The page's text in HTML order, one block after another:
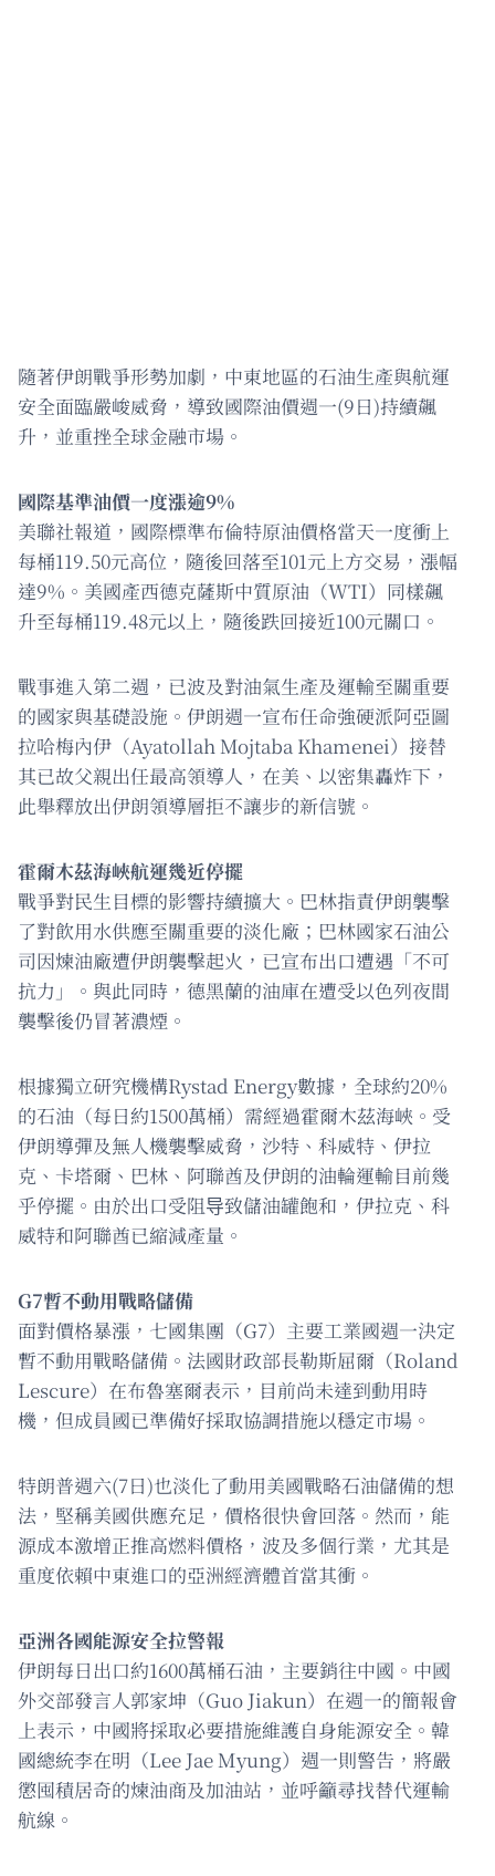
隨著伊朗戰爭形勢加劇，中東地區的石油生產與航運
安全面臨嚴峻威脅，導致國際油價週一(9日)持續飆
升，並重挫全球金融市場。
國際基準油價一度漲逾9%
美聯社報道，國際標準布倫特原油價格當天一度衝上
每桶119.50元高位，隨後回落至101元上方交易，漲幅
達9%。美國產西德克薩斯中質原油（WTI）同樣飆
升至每桶119.48元以上，隨後跌回接近100元關口。
戰事進入第二週，已波及對油氣生產及運輸至關重要
的國家與基礎設施。伊朗週一宣布任命強硬派阿亞圖
拉哈梅內伊（Ayatollah Mojtaba Khamenei）接替
其已故父親出任最高領導人，在美、以密集轟炸下，
此舉釋放出伊朗領導層拒不讓步的新信號。
霍爾木茲海峽航運幾近停擺
戰爭對民生目標的影響持續擴大。巴林指責伊朗襲擊
了對飲用水供應至關重要的淡化廠；巴林國家石油公
司因煉油廠遭伊朗襲擊起火，已宣布出口遭遇「不可
抗力」。與此同時，德黑蘭的油庫在遭受以色列夜間
襲擊後仍冒著濃煙。
根據獨立研究機構Rystad Energy數據，全球約20%
的石油（每日約1500萬桶）需經過霍爾木茲海峽。受
伊朗導彈及無人機襲擊威脅，沙特、科威特、伊拉
克、卡塔爾、巴林、阿聯酋及伊朗的油輪運輸目前幾
乎停擺。由於出口受阻导致儲油罐飽和，伊拉克、科
威特和阿聯酋已縮減產量。
G7暫不動用戰略儲備
面對價格暴漲，七國集團（G7）主要工業國週一決定
暫不動用戰略儲備。法國財政部長勒斯屈爾（Roland
Lescure）在布魯塞爾表示，目前尚未達到動用時
機，但成員國已準備好採取協調措施以穩定市場。
特朗普週六(7日)也淡化了動用美國戰略石油儲備的想
法，堅稱美國供應充足，價格很快會回落。然而，能
源成本激增正推高燃料價格，波及多個行業，尤其是
重度依賴中東進口的亞洲經濟體首當其衝。
亞洲各國能源安全拉警報
伊朗每日出口約1600萬桶石油，主要銷往中國。中國
外交部發言人郭家坤（Guo Jiakun）在週一的簡報會
上表示，中國將採取必要措施維護自身能源安全。韓
國總統李在明（Lee Jae Myung）週一則警告，將嚴
懲囤積居奇的煉油商及加油站，並呼籲尋找替代運輸
航線。